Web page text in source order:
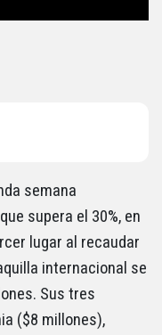
semana
supera el 30%, en
lugar al recaudar
internacional se
Sus tres
($8 millones),